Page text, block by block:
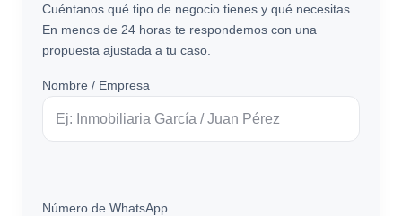
Cuéntanos qué tipo de negocio tienes y qué necesitas.
En menos de 24 horas te respondemos con una
propuesta ajustada a tu caso.
Nombre / Empresa
Número de WhatsApp